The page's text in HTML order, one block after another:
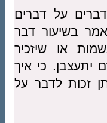
על דברים
בשיעור דבר
או שיזכיר
יתעצבן. כי איך
זכות לדבר על